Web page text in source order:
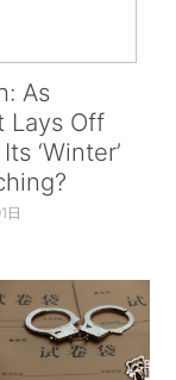
As
Lays Off
‘Winter’
日